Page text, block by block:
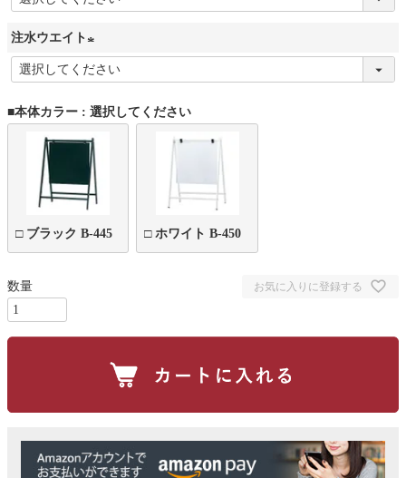
注水ウエイト
(
須
)
■本体カラー 選択してください
□ ブラック B-445 □ ホワイト B-450
お気に入りに登録する